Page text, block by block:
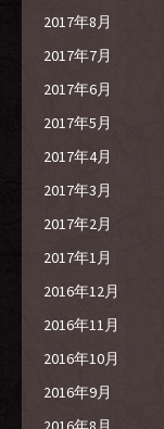
2017年8月
2017年7月
2017年6月
2017年5月
2017年4月
2017年3月
2017年2月
2017年1月
2016年12月
2016年11月
2016年10月
2016年9月